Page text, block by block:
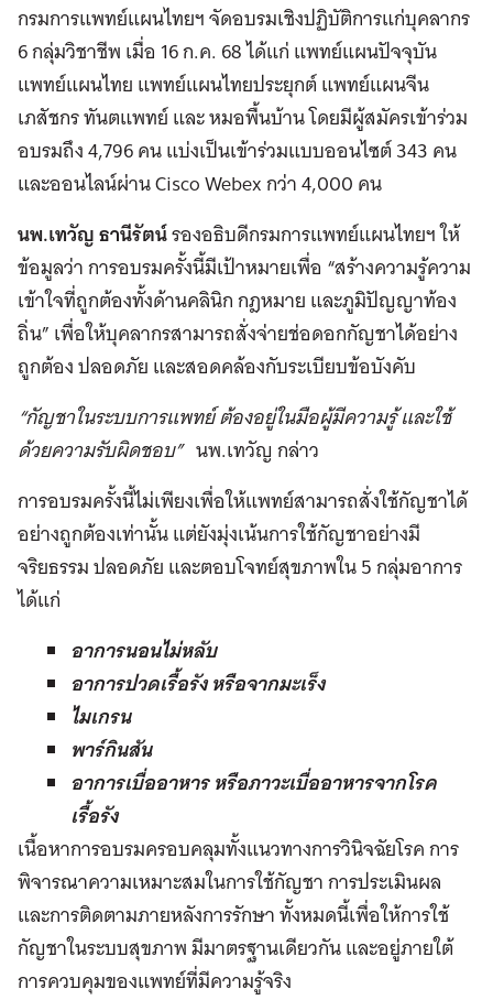
กรมการแพทย์แผนไทยฯ จัดอบรมเชิงปฏิบัติการแก่บุคลากร
6 กลุ่มวิชาชีพ เมื่อ 16 ก.ค. 68 ได้แก่ แพทย์แผนปัจจุบัน
แพทย์แผนไทย แพทย์แผนไทยประยุกต์ แพทย์แผนจีน
เภสัชกร ทันตแพทย์ และ หมอพื้นบ้าน โดยมีผู้สมัครเข้าร่วม
อบรมถึง 4,796 คน แบ่งเป็นเข้าร่วมแบบออนไซต์ 343 คน
และออนไลน์ผ่าน Cisco Webex กว่า 4,000 คน
นพ.เทวัญ ธานีรัตน์รองอธิบดีกรมการแพทย์แผนไทยฯ ให้
ข้อมูลว่า การอบรมครั้งนี้มีเป้าหมายเพื่อ “สร้างความรู้ความ
เข้าใจที่ถูกต้องทั้งด้านคลินิก กฎหมาย และภูมิปัญญาท้อง
ถิ่น” เพื่อให้บุคลากรสามารถสั่งจ่ายช่อดอกกัญชาได้อย่าง
ถูกต้อง ปลอดภัย และสอดคล้องกับระเบียบข้อบังคับ
“กัญชาในระบบการแพทย์ ต้องอยู่ในมือผู้มีความรู้ และใช้
ด้วยความรับผิดชอบ” นพ.เทวัญ กล่าว
การอบรมครั้งนี้ไม่เพียงเพื่อให้แพทย์สามารถสั่งใช้กัญชาได้
อย่างถูกต้องเท่านั้น แต่ยังมุ่งเน้นการใช้กัญชาอย่างมี
จริยธรรม ปลอดภัย และตอบโจทย์สุขภาพใน 5 กลุ่มอาการ
ได้แก่
อาการนอนไม่หลับ
อาการปวดเรื้อรัง หรือจากมะเร็ง
ไมเกรน
พาร์กินสัน
อาการเบื่ออาหาร หรือภาวะเบื่ออาหารจากโรค
เรื้อรัง
เนื้อหาการอบรมครอบคลุมทั้งแนวทางการวินิจฉัยโรค การ
พิจารณาความเหมาะสมในการใช้กัญชา การประเมินผล
และการติดตามภายหลังการรักษา ทั้งหมดนี้เพื่อให้การใช้
กัญชาในระบบสุขภาพ มีมาตรฐานเดียวกัน และอยู่ภายใต้
การควบคุมของแพทย์ที่มีความรู้จริง